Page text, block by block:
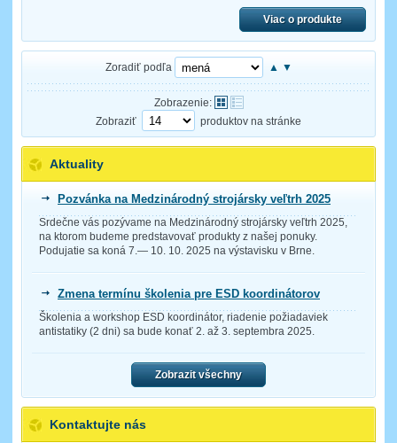
Viac o produkte
Zoradiť podľa ▲ ▼
Zobrazenie:
Zobraziť
produktov na stránke
Aktuality
Pozvánka na Medzinárodný strojársky veľtrh 2025
Srdečne vás pozývame na Medzinárodný strojársky veľtrh 2025,
na ktorom budeme predstavovať produkty z našej ponuky.
Podujatie sa koná 7.— 10. 10. 2025 na výstavisku v Brne.
Zmena termínu školenia pre ESD koordinátorov
Školenia a workshop ESD koordinátor, riadenie požiadaviek
antistatiky (2 dni) sa bude konať 2. až 3. septembra 2025.
Zobrazit všechny
Kontaktujte nás